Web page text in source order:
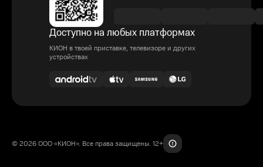
Доступно на любых платформах
КИОН в твоей приставке, телевизоре и других
устройствах
© 2026 ООО «КИОН». Все права защищены. 12+